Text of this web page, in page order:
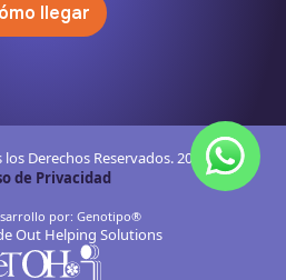
llegar
Derechos Reservados. 2024
de Privacidad
por: Genotipo®
Out Helping Solutions